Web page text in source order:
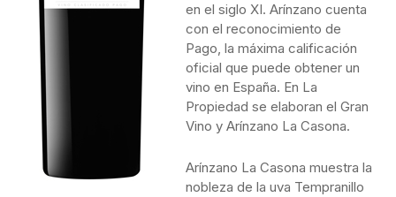
en el siglo XI. Arínzano cuenta
con el reconocimiento de
Pago, la máxima calificación
oficial que puede obtener un
vino en España. En La
Propiedad se elaboran el Gran
Vino y Arínzano La Casona.
Arínzano La Casona muestra la
nobleza de la uva Tempranillo